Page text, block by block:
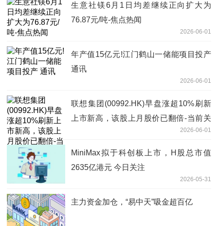
生意社镁6月1日均差继续正向扩大为
76.87元/吨-焦点热闻
2026-06-01
年产值15亿元!江门鹤山一储能项目投产
通讯
2026-06-01
联想集团(00992.HK)早盘涨超10%刷新
上市新高，该股上月股价已翻倍-当前关
2026-06-01
MiniMax拟于科创板上市，H股总市值
2635亿港元 今日关注
2026-05-31
主力资金加仓，“易中天”吸金超百亿